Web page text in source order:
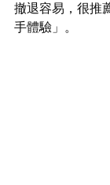
撤退容易，很推
手體驗」。